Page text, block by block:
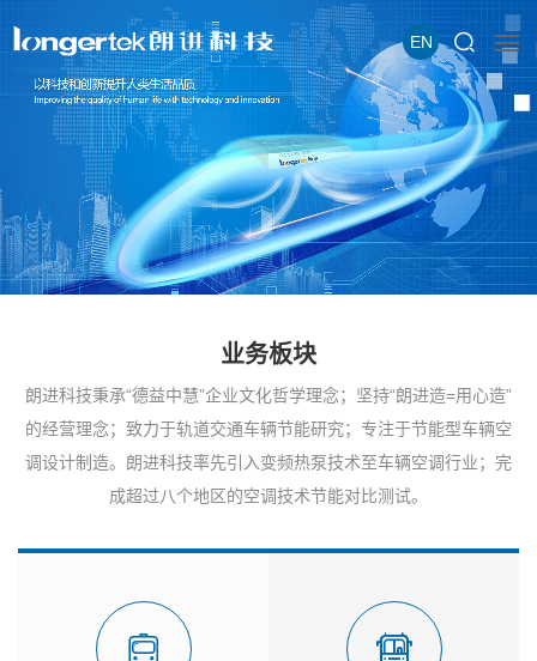
EN
业务板块
朗进科技秉承“德益中慧”企业文化哲学理念；坚持“朗进造=用心造”
的经营理念；致力于轨道交通车辆节能研究；专注于节能型车辆空
调设计制造。朗进科技率先引入变频热泵技术至车辆空调行业；完
成超过八个地区的空调技术节能对比测试。